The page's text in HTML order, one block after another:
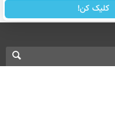
کلیک کن!